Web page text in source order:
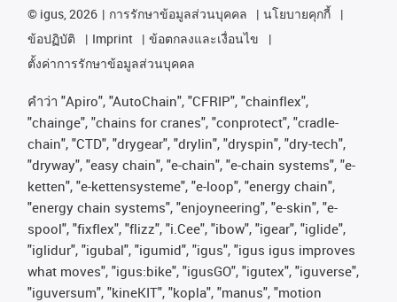
© igus, 2026 การรักษาข้อมูลส่วนบุคคล
นโยบายคุกกี้
ข้อปฏิบัติ
Imprint
ข้อตกลงและเงื่อนไข
ตั้งค่าการรักษาข้อมูลส่วนบุคคล
คําว่า "Apiro", "AutoChain", "CFRIP", "chainflex",
"chainge", "chains for cranes", "conprotect", "cradle-
chain", "CTD", "drygear", "drylin", "dryspin", "dry-tech",
"dryway", "easy chain", "e-chain", "e-chain systems", "e-
ketten", "e-kettensysteme", "e-loop", "energy chain",
"energy chain systems", "enjoyneering", "e-skin", "e-
spool", "fixflex", "flizz", "i.Cee", "ibow", "igear", "iglide",
"iglidur", "igubal", "igumid", "igus", "igus igus improves
what moves", "igus:bike", "igusGO", "igutex", "iguverse",
"iguversum", "kineKIT", "kopla", "manus", "motion